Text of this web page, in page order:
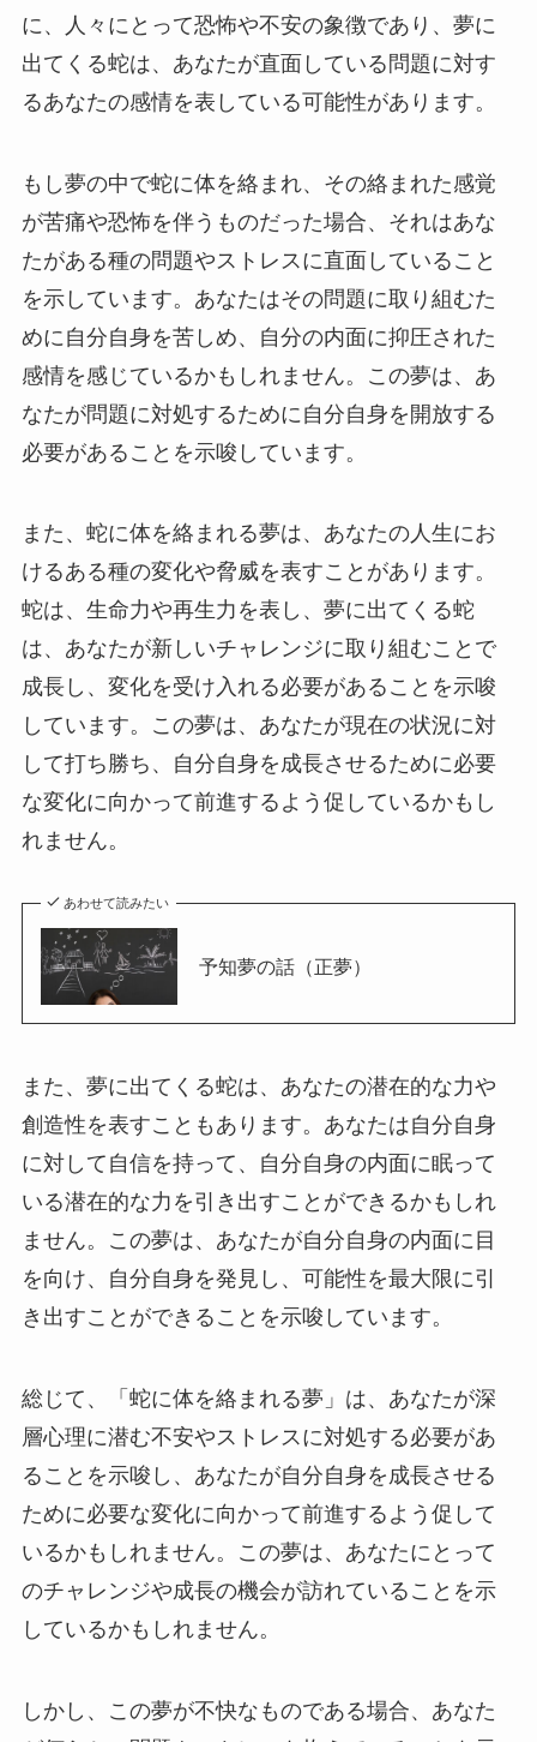
に、人々にとって恐怖や不安の象徴であり、夢に
出てくる蛇は、あなたが直面している問題に対す
るあなたの感情を表している可能性があります。
もし夢の中で蛇に体を絡まれ、その絡まれた感覚
が苦痛や恐怖を伴うものだった場合、それはあな
たがある種の問題やストレスに直面していること
を示しています。あなたはその問題に取り組むた
めに自分自身を苦しめ、自分の内面に抑圧された
感情を感じているかもしれません。この夢は、あ
なたが問題に対処するために自分自身を開放する
必要があることを示唆しています。
また、蛇に体を絡まれる夢は、あなたの人生にお
けるある種の変化や脅威を表すことがあります。
蛇は、生命力や再生力を表し、夢に出てくる蛇
は、あなたが新しいチャレンジに取り組むことで
成長し、変化を受け入れる必要があることを示唆
しています。この夢は、あなたが現在の状況に対
して打ち勝ち、自分自身を成長させるために必要
な変化に向かって前進するよう促しているかもし
れません。
あわせて読みたい
予知夢の話（正夢）
また、夢に出てくる蛇は、あなたの潜在的な力や
創造性を表すこともあります。あなたは自分自身
に対して自信を持って、自分自身の内面に眠って
いる潜在的な力を引き出すことができるかもしれ
ません。この夢は、あなたが自分自身の内面に目
を向け、自分自身を発見し、可能性を最大限に引
き出すことができることを示唆しています。
総じて、「蛇に体を絡まれる夢」は、あなたが深
層心理に潜む不安やストレスに対処する必要があ
ることを示唆し、あなたが自分自身を成長させる
ために必要な変化に向かって前進するよう促して
いるかもしれません。この夢は、あなたにとって
のチャレンジや成長の機会が訪れていることを示
しているかもしれません。
しかし、この夢が不快なものである場合、あなた